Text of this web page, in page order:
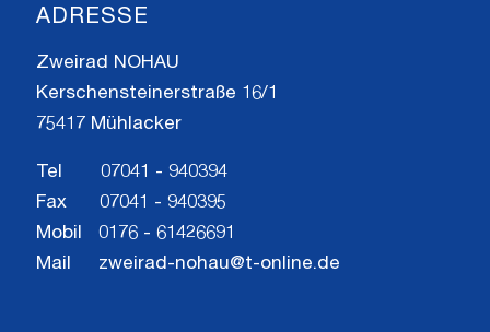
ADRESSE
Zweirad NOHAU
Kerschensteinerstraße 16/1
75417 Mühlacker
Tel 07041 - 940394
Fax 07041 - 940395
Mobil 0176 - 61426691
Mail zweirad-nohau@t-online.de